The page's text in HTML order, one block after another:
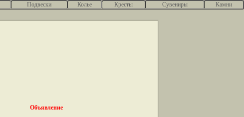
Подвески Колье Кресты Сувениры Камни
Объявление